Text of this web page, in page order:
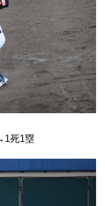
死1塁